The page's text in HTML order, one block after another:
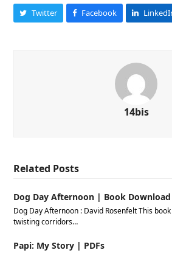
Twitter Facebook
14bis
Related Posts
Dog Day Afternoon | Book Download
Dog Day Afternoon : David Rosenfelt This
twisting corridors…
Papi: My Story | PDFs